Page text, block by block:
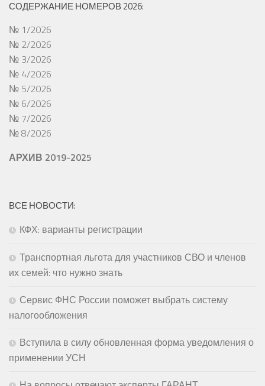
СОДЕРЖАНИЕ НОМЕРОВ 2026:
№ 1/2026
№ 2/2026
№ 3/2026
№ 4/2026
№ 5/2026
№ 6/2026
№ 7/2026
№ 8/2026
АРХИВ 2019-2025
ВСЕ НОВОСТИ:
КФХ: варианты регистрации
Транспортная льгота для участников СВО и членов
их семей: что нужно знать
Сервис ФНС России поможет выбрать систему
налогообложения
Вступила в силу обновленная форма уведомления о
применении УСН